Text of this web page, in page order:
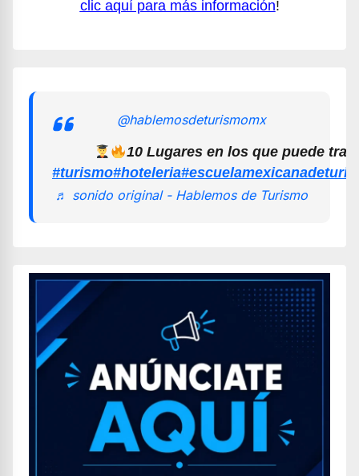
clic aquí para más información!
@hablemosdeturismomx
10 Lugares en los que puede
#turismo#hoteleria
♬ sonido original - Hablemos de Turismo